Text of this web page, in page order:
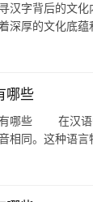
汉字背后的文
深厚的文化底
哪些
哪些 在汉语中
相同。这种语